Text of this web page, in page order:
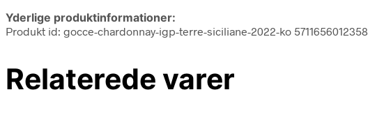
Yderlige produktinformationer:
Produkt id: gocce-chardonnay-igp-terre-siciliane-2022-ko 5711656012358
Relaterede varer